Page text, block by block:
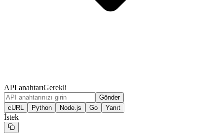
API anahtarıGerekli
Gönder
cURL
Python Node.js Go Yanıt
İstek